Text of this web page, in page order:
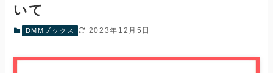
いて
DMMブックス 2023年12月5日